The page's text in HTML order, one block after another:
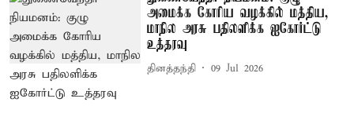
அமைக்க கோரிய வழக்கில் மத்திய,
மாநில அரசு பதிலளிக்க ஐகோர்ட்டு
உத்தரவு
தினத்தந்தி 09 Jul 2026